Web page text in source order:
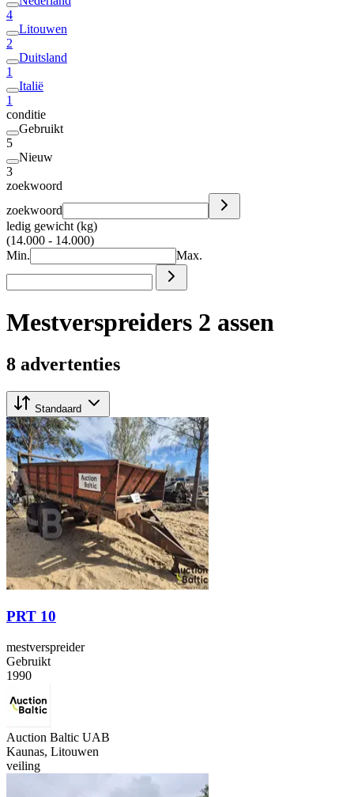
4
Litouwen
2
Duitsland
1
Italië
1
conditie
Gebruikt
5
Nieuw
3
zoekwoord
zoekwoord
ledig gewicht (kg)
(14.000 - 14.000)
Min.
Max.
Mestverspreiders 2 assen
8 advertenties
Standaard
PRT 10
mestverspreider
Gebruikt
1990
Auction Baltic UAB
Kaunas, Litouwen
veiling